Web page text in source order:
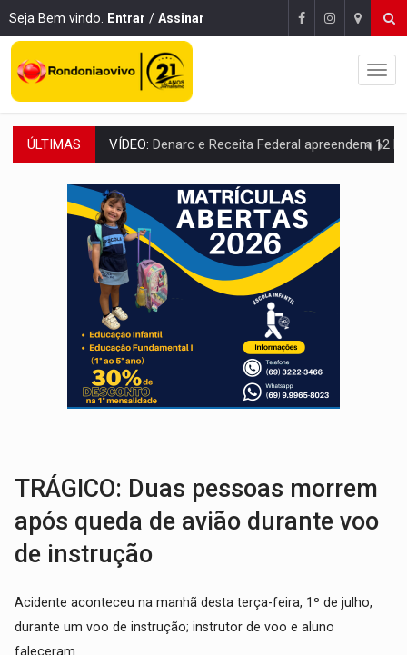
Seja Bem vindo. Entrar / Assinar
ÚLTIMAS OPERAÇÃO DA PC:Membros do CV são presos com armas e drogas após
ENTRADA GRATUITA:Espetáculo As Marias Somos Nós será
VÍDEO:Três são presos após furto de motocicleta em frente
CELEBRAÇÃO:Cerejeiras completa 43 anos de emancipação com
SAÚDE:Anvisa desmente boato sobre presença de plástico ou
VÍDEO: Pitbulls fogem de residência e atacam casal de idosos
AÇÃO CONJUNTA: Forças policiais apreendem cerca de 1kg de
PF ESTÁ APURANDO: Flávio Bolsonaro escolhe Alfredo Gaspar como vice, alvo de
TRÁGICO: Duas pessoas morrem
após queda de avião durante voo
de instrução
Acidente aconteceu na manhã desta terça-feira, 1º de julho,
durante um voo de instrução; instrutor de voo e aluno
faleceram